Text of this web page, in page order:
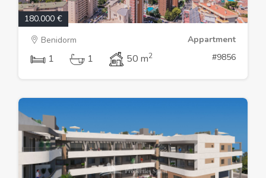
180.000 €
Benidorm
Appartment
1 1 50 m2 #9856